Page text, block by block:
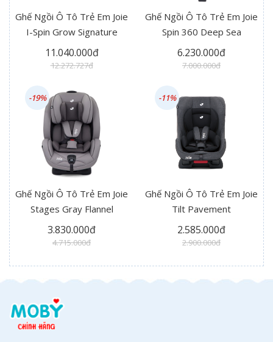
Ghế Ngồi Ô Tô Trẻ Em Joie
I-Spin Grow Signature
Eclipse R
11.040.000đ
12.272.727đ
Ghế Ngồi Ô Tô Trẻ Em Joie
Spin 360 Deep Sea
6.230.000đ
7.000.000đ
Ghế Ngồi Ô Tô Trẻ Em Joie
Stages Gray Flannel
3.830.000đ
4.715.000đ
-19%
Ghế Ngồi Ô Tô Trẻ Em Joie
Tilt Pavement
2.585.000đ
2.900.000đ
-11%